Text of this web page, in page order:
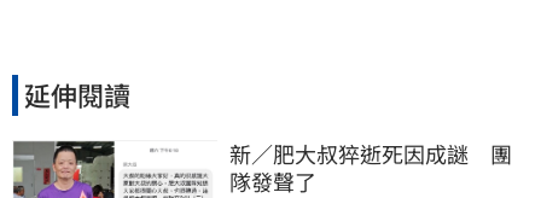
延伸閱讀
新／肥大叔猝逝死因成謎　團
隊發聲了